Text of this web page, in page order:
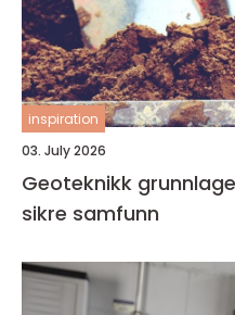
inspiration
03. July 2026
Geoteknikk grunnlaget for trygge bygg og
sikre samfunn